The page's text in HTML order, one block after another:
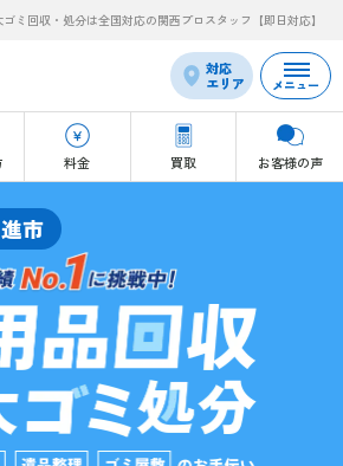
ミ回収・処分は全国対応の関西プロスタッフ【即日対応】
対応
エリア
料金 買取 お客様の声
メニュー
市